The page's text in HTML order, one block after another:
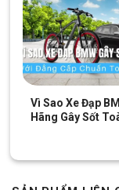
Vì Sao Xe Đạp
Hãng Gây Sốt